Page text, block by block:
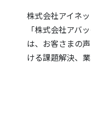
株式会社アイネ
「株式会社アバ
は、お客さまの
ける課題解決、